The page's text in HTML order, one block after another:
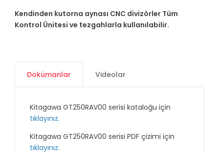
Kendinden kutorna aynası CNC divizörler Tüm
Kontrol Ünitesi ve tezgahlarla kullanılabilir.
Dokümanlar Videolar
Kitagawa GT250RAV00 serisi kataloğu için
tıklayınız.
Kitagawa GT250RAV00 serisi PDF çizimi için
tıklayınız.